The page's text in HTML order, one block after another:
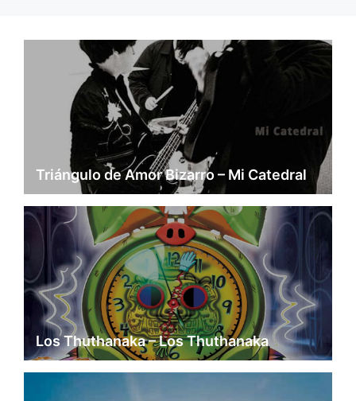
Triángulo de Amor Bizarro – Mi Catedral
Los Thuthanaka – Los Thuthanaka